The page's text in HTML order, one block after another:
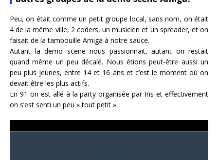
Peu, on était comme un petit groupe local, sans nom, on était
4 de la même ville, 2 coders, un musicien et un spreader, et on
faisait de la tambouille Amiga à notre sauce.
Autant la demo scene nous passionnait, autant on restait
quand même un peu décalé. Nous étions peut-être aussi un
peu plus jeunes, entre 14 et 16 ans et c’est le moment où on
devait être les plus actifs.
En 91 on est allé à la party organisée par Iris et effectivement
on s’est senti un peu « tout petit ».